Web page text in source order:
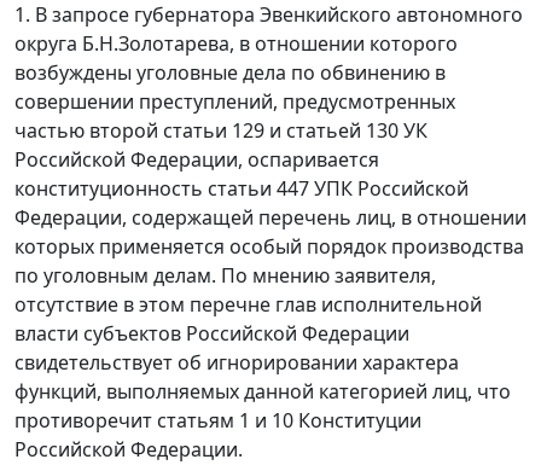
1. В запросе губернатора Эвенкийского автономного
округа Б.Н.Золотарева, в отношении которого
возбуждены уголовные дела по обвинению в
совершении преступлений, предусмотренных
частью второй статьи 129 и статьей 130УК
Российской Федерации, оспаривается
конституционность статьи 447УПК Российской
Федерации, содержащей перечень лиц, в отношении
которых применяется особый порядок производства
по уголовным делам. По мнению заявителя,
отсутствие в этом перечне глав исполнительной
власти субъектов Российской Федерации
свидетельствует об игнорировании характера
функций, выполняемых данной категорией лиц, что
противоречит статьям 1 и 10 Конституции
Российской Федерации.